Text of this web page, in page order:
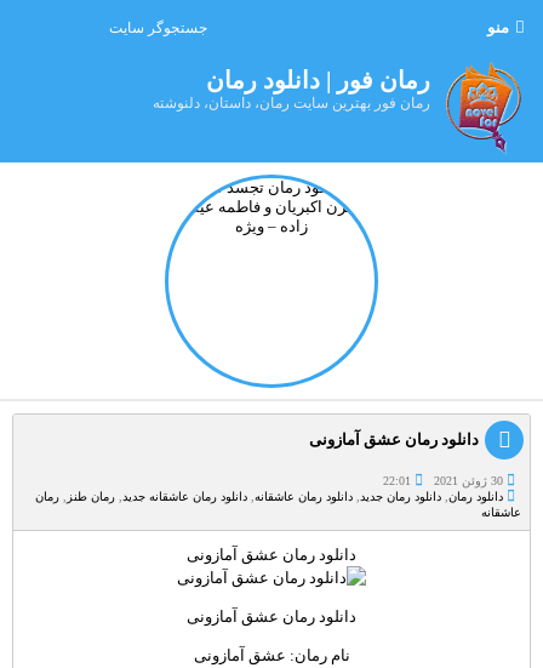
منو
رمان فور | دانلود رمان
رمان فور بهترین سایت رمان، داستان، دلنوشته
دانلود رمان عشق آمازونی
30 ژوئن 2021
22:01
دانلود رمان, دانلود رمان جدید دانلود رمان عاشقانه, دانلود رمان عاشقانه جدید رمان طنز
رمان
عاشقانه
دانلود رمان عشق آمازونی
دانلود رمان عشق آمازونی
نام رمان: عشق آمازونی